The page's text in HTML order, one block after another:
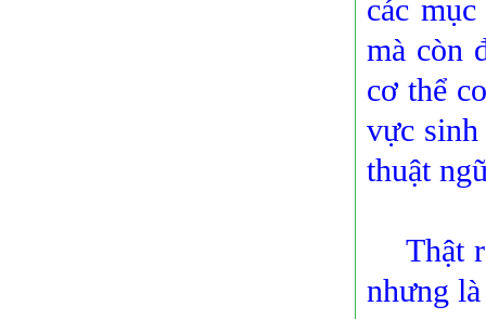
các
mà còn
cơ thể
vực sinh
thuật
Thật
nhưng